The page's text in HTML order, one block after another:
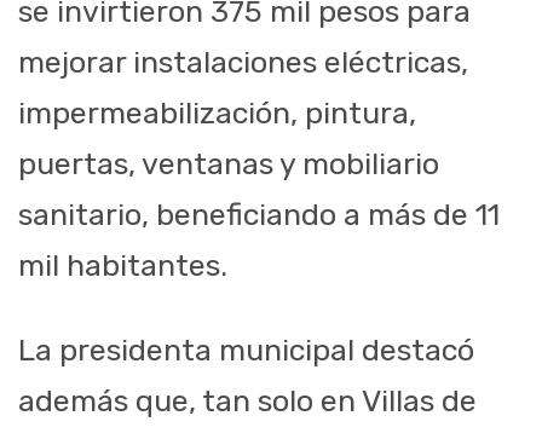
se invirtieron 375 mil pesos para
mejorar instalaciones eléctricas,
impermeabilización, pintura,
puertas, ventanas y mobiliario
sanitario, beneficiando a más de 11
mil habitantes.
La presidenta municipal destacó
además que, tan solo en Villas de